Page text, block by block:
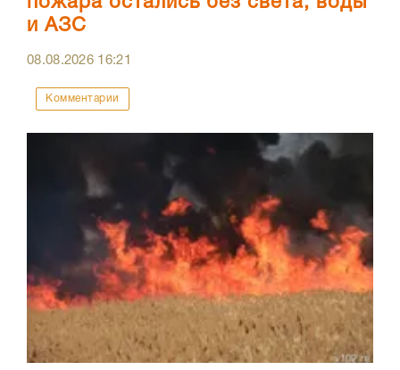
и АЗС
08.08.2026 16:21
Комментарии